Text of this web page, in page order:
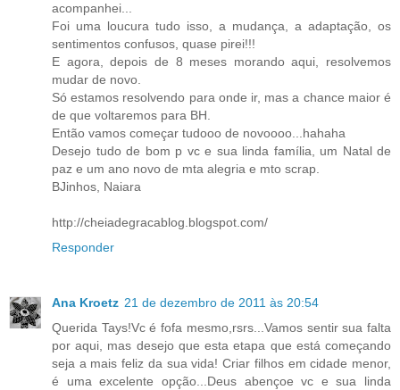
acompanhei...
Foi uma loucura tudo isso, a mudança, a adaptação, os
sentimentos confusos, quase pirei!!!
E agora, depois de 8 meses morando aqui, resolvemos
mudar de novo.
Só estamos resolvendo para onde ir, mas a chance maior é
de que voltaremos para BH.
Então vamos começar tudooo de novoooo...hahaha
Desejo tudo de bom p vc e sua linda família, um Natal de
paz e um ano novo de mta alegria e mto scrap.
BJinhos, Naiara
http://cheiadegracablog.blogspot.com/
Responder
Ana Kroetz 21 de dezembro de 2011 às 20:54
Querida Tays!Vc é fofa mesmo,rsrs...Vamos sentir sua falta
por aqui, mas desejo que esta etapa que está começando
seja a mais feliz da sua vida! Criar filhos em cidade menor,
é uma excelente opção...Deus abençoe vc e sua linda